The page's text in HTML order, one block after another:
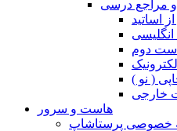
مراجع درسی
اساتید
دوم
( نو )
خارجی
هاست و سرور
خصوصی پرستاشاپ